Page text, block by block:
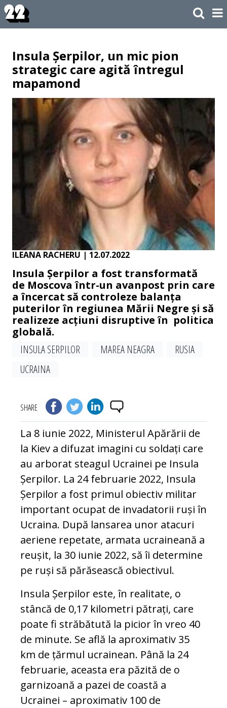
Insula Șerpilor, un mic pion
strategic care agită întregul
mapamond
ILEANA RACHERU | 12.07.2022
Insula Șerpilor a fost transformată
de Moscova într-un avanpost prin care
a încercat să controleze balanța
puterilor în regiunea Mării Negre și să
realizeze acțiuni disruptive în politica
globală.
INSULA SERPILOR
MAREA NEAGRA
RUSIA
UCRAINA
SHARE
La 8 iunie 2022, Ministerul Apărării de
la Kiev a difuzat imagini cu soldați care
au arborat steagul Ucrainei pe Insula
Șerpilor. La 24 februarie 2022, Insula
Șerpilor a fost primul obiectiv militar
important ocupat de invadatorii ruși în
Ucraina. După lansarea unor atacuri
aeriene repetate, armata ucraineană a
reușit, la 30 iunie 2022, să îi determine
pe ruși să părăsească obiectivul.
Insula Șerpilor este, în realitate, o
stâncă de 0,17 kilometri pătrați, care
poate fi străbătută la picior în vreo 40
de minute. Se află la aproximativ 35
km de țărmul ucrainean. Până la 24
februarie, aceasta era păzită de o
garnizoană a pazei de coastă a
Ucrainei – aproximativ 100 de